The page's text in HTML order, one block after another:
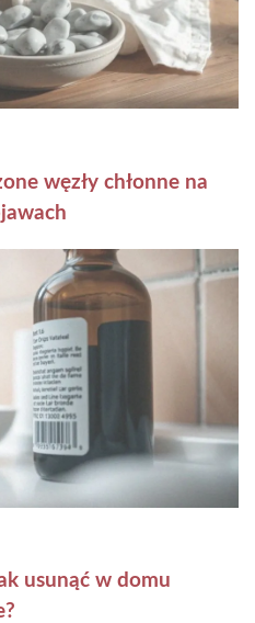
węzły chłonne na
usunąć w domu